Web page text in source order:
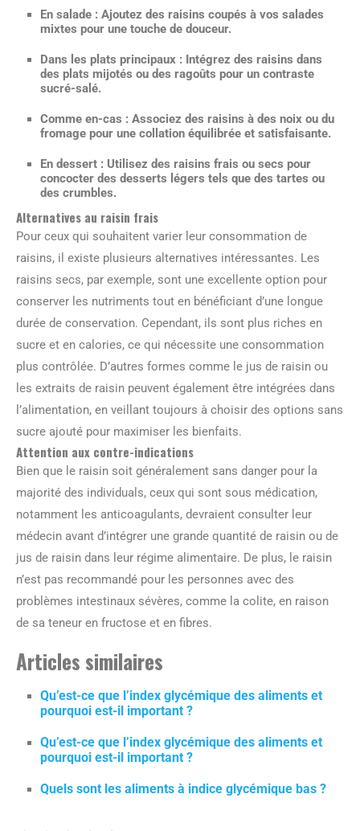
En salade : Ajoutez des raisins coupés à vos salades
mixtes pour une touche de douceur.
Dans les plats principaux : Intégrez des raisins dans
des plats mijotés ou des ragoûts pour un contraste
sucré-salé.
Comme en-cas : Associez des raisins à des noix ou du
fromage pour une collation équilibrée et satisfaisante.
En dessert : Utilisez des raisins frais ou secs pour
concocter des desserts légers tels que des tartes ou
des crumbles.
Alternatives au raisin frais
Pour ceux qui souhaitent varier leur consommation de
raisins, il existe plusieurs alternatives intéressantes. Les
raisins secs, par exemple, sont une excellente option pour
conserver les nutriments tout en bénéficiant d’une longue
durée de conservation. Cependant, ils sont plus riches en
sucre et en calories, ce qui nécessite une consommation
plus contrôlée. D’autres formes comme le jus de raisin ou
les extraits de raisin peuvent également être intégrées dans
l’alimentation, en veillant toujours à choisir des options sans
sucre ajouté pour maximiser les bienfaits.
Attention aux contre-indications
Bien que le raisin soit généralement sans danger pour la
majorité des individuals, ceux qui sont sous médication,
notamment les anticoagulants, devraient consulter leur
médecin avant d’intégrer une grande quantité de raisin ou de
jus de raisin dans leur régime alimentaire. De plus, le raisin
n’est pas recommandé pour les personnes avec des
problèmes intestinaux sévères, comme la colite, en raison
de sa teneur en fructose et en fibres.
Articles similaires
Qu’est-ce que l’index glycémique des aliments et
pourquoi est-il important ?
Qu’est-ce que l’index glycémique des aliments et
pourquoi est-il important ?
Quels sont les aliments à indice glycémique bas ?